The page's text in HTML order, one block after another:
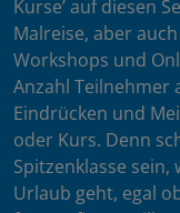
Kurse’ auf diesen
Malreise, aber
Workshops und
Anzahl Teilnehmer
Eindrücken und
oder Kurs. Denn
Spitzenklasse
Urlaub geht, egal